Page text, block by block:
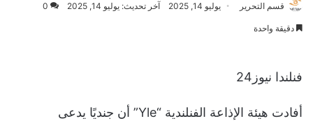
قسم التحرير يوليو 14, 2025 آخر تحديث: يوليو 14, 2025 0
دقيقة واحدة
فنلندا نيوز24
أفادت هيئة الإذاعة الفنلندية “Yle” أن جنديًا يدعى